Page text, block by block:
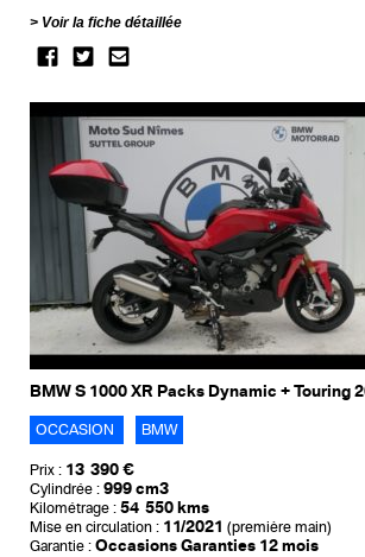
Voir la fiche détaillée
BMW S 1000 XR Packs Dynamic + Touring
OCCASION BMW
Prix : 13 390 €
Cylindrée : 999 cm3
Kilométrage : 54 550 kms
Mise en circulation : 11/2021 (première main)
Garantie : Occasions Garanties 12 mois